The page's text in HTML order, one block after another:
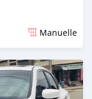
Manuelle